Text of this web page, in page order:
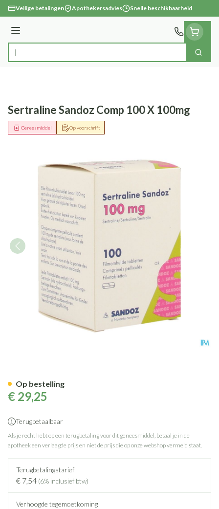
Ga naar de inhoud
Veilige betalingen Apothekersadvies Snelle beschikbaarheid
Menu
Product, merk, categorie... Zoek
Sertraline Sandoz Comp 100 X 100mg
Op voorschrift
Geneesmiddel
€ 29,25
Terugbetaalbaar
Als je recht hebt op een terugbetaling voor dit geneesmiddel, betaal je in de
apotheek een verlaagde prijs en niet de prijs die op onze webshop vermeld staat.
Terugbetalingstarief
€ 7,54 (6% inclusief btw)
Verhoogde tegemoetkoming
Op bestelling